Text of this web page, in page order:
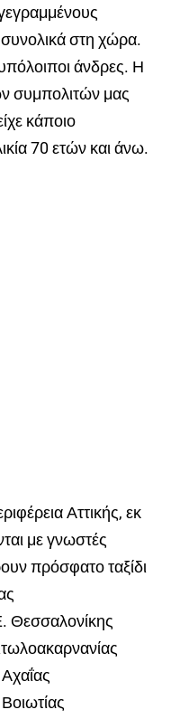
στη χώρα.
άνδρες. Η
συμπολιτών μας
κάποιο
70 ετών και άνω.
Αττικής, εκ
με γνωστές
πρόσφατο ταξίδι
Θεσσαλονίκης